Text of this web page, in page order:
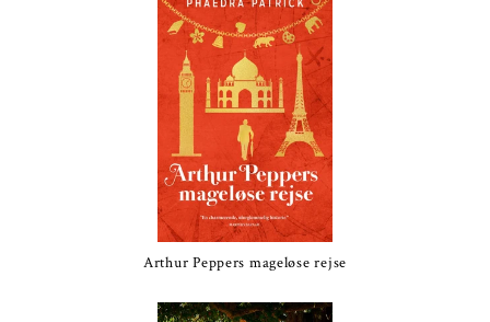
Arthur Peppers mageløse rejse